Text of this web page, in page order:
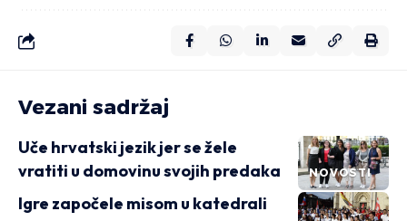
Vezani sadržaj
NOVOSTI
Uče hrvatski jezik jer se žele
vratiti u domovinu svojih predaka
Igre započele misom u katedrali